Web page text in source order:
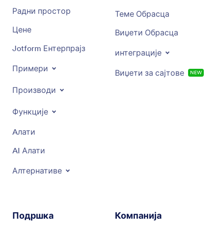
Радни простор
Цене
Jotform Ентерпрајз
Примери
Производи
Функције
Aлати
AI Алати
Алтернативе
Теме Обрасца
Виџети Обрасца
интеграције
Виџети за сајтове NEW
Подршка Компанија